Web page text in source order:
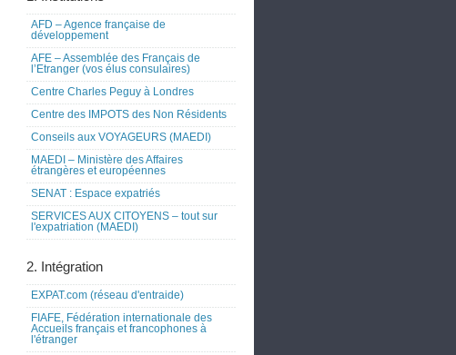
AFD – Agence française de
développement
AFE – Assemblée des Français de
l’Etranger (vos élus consulaires)
Centre Charles Peguy à Londres
Centre des IMPOTS des Non Résidents
Conseils aux VOYAGEURS (MAEDI)
MAEDI – Ministère des Affaires
étrangères et européennes
SENAT : Espace expatriés
SERVICES AUX CITOYENS – tout sur
l'expatriation (MAEDI)
2. Intégration
EXPAT.com (réseau d'entraide)
FIAFE, Fédération internationale des
Accueils français et francophones à
l'étranger